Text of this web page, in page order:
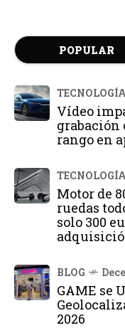
POPULAR
TECNOLOGÍA
Vídeo
grabación
rango en
TECNOLOGÍA
Motor de
ruedas
solo 300
BLOG
GAME se
2026